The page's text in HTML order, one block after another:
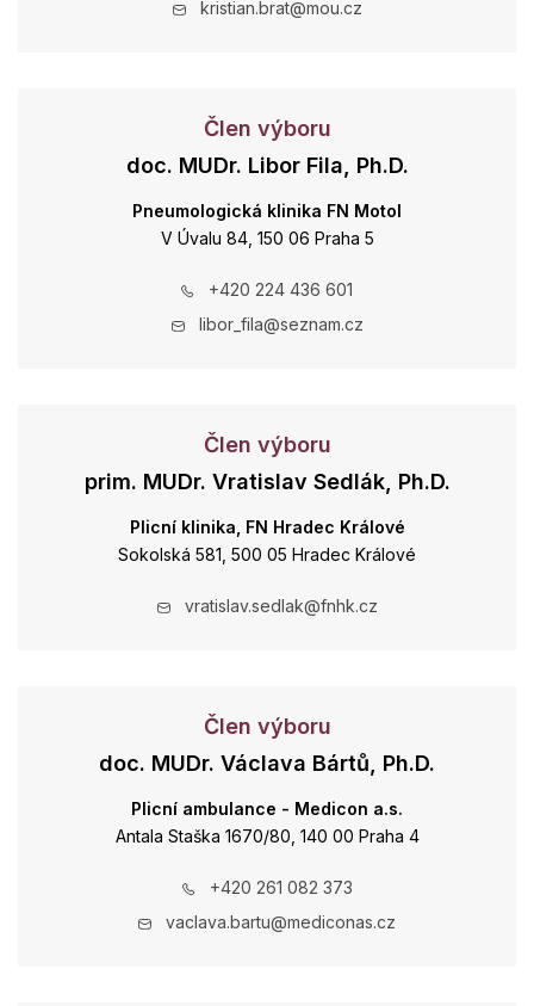
kristian.brat@mou.cz
Člen výboru
doc. MUDr. Libor Fila, Ph.D.
Pneumologická klinika FN Motol
V Úvalu 84, 150 06 Praha 5
+420 224 436 601
libor_fila@seznam.cz
Člen výboru
prim. MUDr. Vratislav Sedlák, Ph.D.
Plicní klinika, FN Hradec Králové
Sokolská 581, 500 05 Hradec Králové
vratislav.sedlak@fnhk.cz
Člen výboru
doc. MUDr. Václava Bártů, Ph.D.
Plicní ambulance - Medicon a.s.
Antala Staška 1670/80, 140 00 Praha 4
+420 261 082 373
vaclava.bartu@mediconas.cz